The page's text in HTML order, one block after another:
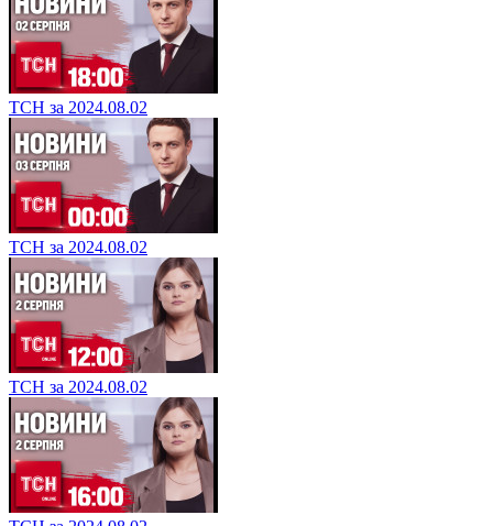
ТСН за 2024.08.02
ТСН за 2024.08.02
ТСН за 2024.08.02